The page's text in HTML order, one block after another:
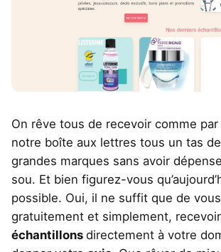
On rêve tous de recevoir comme par
notre boîte aux lettres tous un tas
grandes marques sans avoir
sou. Et bien figurez-vous
possible. Oui, il ne suffit que de
gratuitement et simplement,
échantillons directement à votre